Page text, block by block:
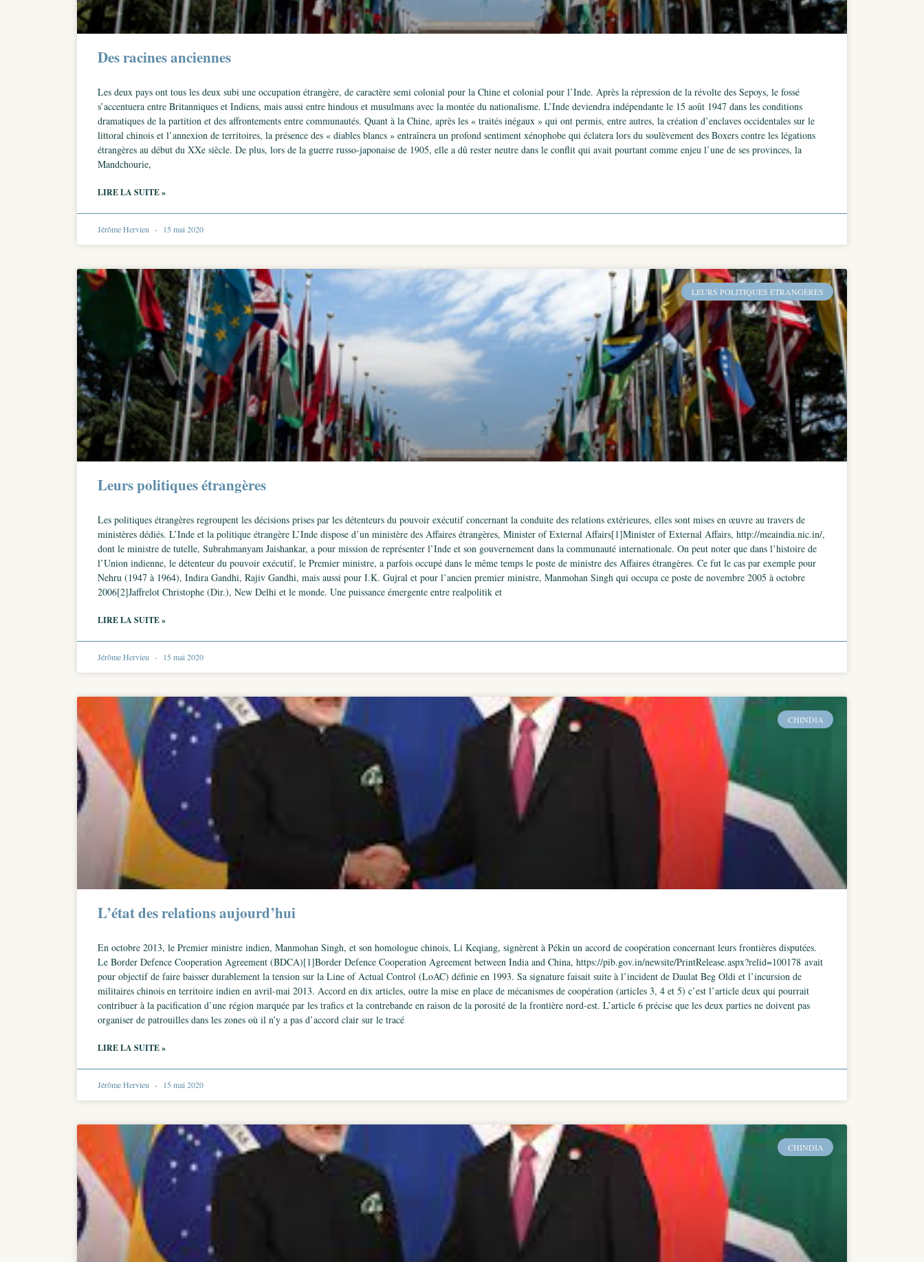
Des racines anciennes
Les deux pays ont tous les deux subi une occupation étrangère, de caractère semi colonial pour la Chine et colonial pour l’Inde. Après la répression de la révolte des Sepoys, le fossé
s’accentuera entre Britanniques et Indiens, mais aussi entre hindous et musulmans avec la montée du nationalisme. L’Inde deviendra indépendante le 15 août 1947 dans les conditions
dramatiques de la partition et des affrontements entre communautés. Quant à la Chine, après les « traités inégaux » qui ont permis, entre autres, la création d’enclaves occidentales sur le
littoral chinois et l’annexion de territoires, la présence des « diables blancs » entraînera un profond sentiment xénophobe qui éclatera lors du soulèvement des Boxers contre les légations
étrangères au début du XXe siècle. De plus, lors de la guerre russo-japonaise de 1905, elle a dû rester neutre dans le conflit qui avait pourtant comme enjeu l’une de ses provinces, la
Mandchourie,
LIRE LA SUITE »
Jérôme Hervieu 15 mai 2020
LEURS POLITIQUES ÉTRANGÈRES
Leurs politiques étrangères
Les politiques étrangères regroupent les décisions prises par les détenteurs du pouvoir exécutif concernant la conduite des relations extérieures, elles sont mises en œuvre au travers de
ministères dédiés. L’Inde et la politique étrangère L’Inde dispose d’un ministère des Affaires étrangères, Minister of External Affairs[1]Minister of External Affairs, http://meaindia.nic.in/,
dont le ministre de tutelle, Subrahmanyam Jaishankar, a pour mission de représenter l’Inde et son gouvernement dans la communauté internationale. On peut noter que dans l’histoire de
l’Union indienne, le détenteur du pouvoir exécutif, le Premier ministre, a parfois occupé dans le même temps le poste de ministre des Affaires étrangères. Ce fut le cas par exemple pour
Nehru (1947 à 1964), Indira Gandhi, Rajiv Gandhi, mais aussi pour I.K. Gujral et pour l’ancien premier ministre, Manmohan Singh qui occupa ce poste de novembre 2005 à octobre
2006[2]Jaffrelot Christophe (Dir.), New Delhi et le monde. Une puissance émergente entre realpolitik et
LIRE LA SUITE »
Jérôme Hervieu 15 mai 2020
CHINDIA
L’état des relations aujourd’hui
En octobre 2013, le Premier ministre indien, Manmohan Singh, et son homologue chinois, Li Keqiang, signèrent à Pékin un accord de coopération concernant leurs frontières disputées.
Le Border Defence Cooperation Agreement (BDCA)[1]Border Defence Cooperation Agreement between India and China, https://pib.gov.in/newsite/PrintRelease.aspx?relid=100178 avait
pour objectif de faire baisser durablement la tension sur la Line of Actual Control (LoAC) définie en 1993. Sa signature faisait suite à l’incident de Daulat Beg Oldi et l’incursion de
militaires chinois en territoire indien en avril-mai 2013. Accord en dix articles, outre la mise en place de mécanismes de coopération (articles 3, 4 et 5) c’est l’article deux qui pourrait
contribuer à la pacification d’une région marquée par les trafics et la contrebande en raison de la porosité de la frontière nord-est. L’article 6 précise que les deux parties ne doivent pas
organiser de patrouilles dans les zones où il n’y a pas d’accord clair sur le tracé
LIRE LA SUITE »
Jérôme Hervieu 15 mai 2020
CHINDIA